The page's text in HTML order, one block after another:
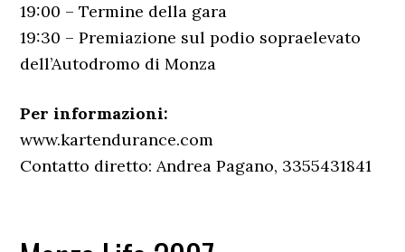
19:00 – Termine della gara
19:30 – Premiazione sul podio sopraelevato
dell’Autodromo di Monza
Per informazioni:
www.kartendurance.com
Contatto diretto: Andrea Pagano, 3355431841